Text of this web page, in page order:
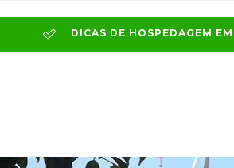
DICAS DE HOSPEDAGEM